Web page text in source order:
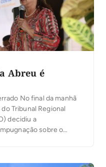
Abreu é
No final da manhã
Tribunal Regional
decidiu a
sobre o
indeferindo na